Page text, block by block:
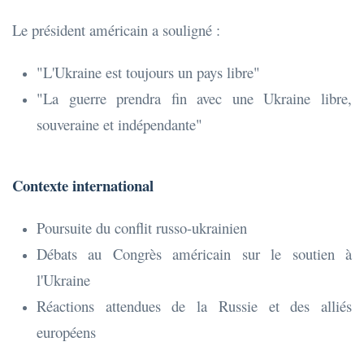
Le président américain a souligné :
"L'Ukraine est toujours un pays libre"
"La guerre prendra fin avec une Ukraine libre,
souveraine et indépendante"
Contexte international
Poursuite du conflit russo-ukrainien
Débats au Congrès américain sur le soutien à
l'Ukraine
Réactions attendues de la Russie et des alliés
européens